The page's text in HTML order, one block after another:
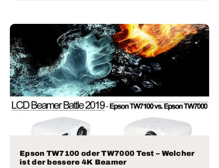
Epson TW7100 oder TW7000 Test – Welcher
ist der bessere 4K Beamer